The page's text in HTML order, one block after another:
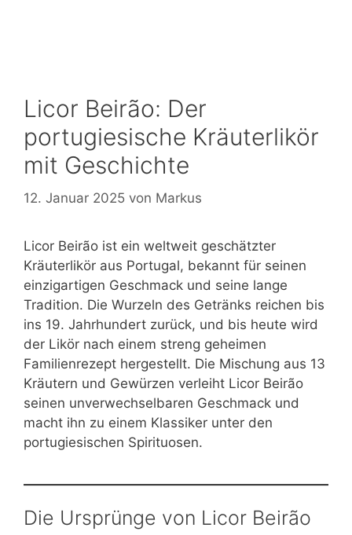
Licor Beirão: Der
portugiesische Kräuterlikör
mit Geschichte
12. Januar 2025 von Markus
Licor Beirão ist ein weltweit geschätzter
Kräuterlikör aus Portugal, bekannt für seinen
einzigartigen Geschmack und seine lange
Tradition. Die Wurzeln des Getränks reichen bis
ins 19. Jahrhundert zurück, und bis heute wird
der Likör nach einem streng geheimen
Familienrezept hergestellt. Die Mischung aus 13
Kräutern und Gewürzen verleiht Licor Beirão
seinen unverwechselbaren Geschmack und
macht ihn zu einem Klassiker unter den
portugiesischen Spirituosen.
Die Ursprünge von Licor Beirão